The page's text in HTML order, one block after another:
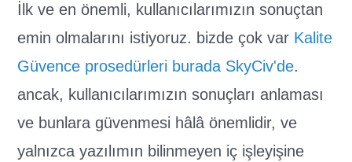
İlk ve en önemli, kullanıcılarımızın sonuçtan
emin olmalarını istiyoruz. bizde çok var Kalite
Güvence prosedürleri burada SkyCiv'de.
ancak, kullanıcılarımızın sonuçları anlaması
ve bunlara güvenmesi hâlâ önemlidir, ve
yalnızca yazılımın bilinmeyen iç işleyişine